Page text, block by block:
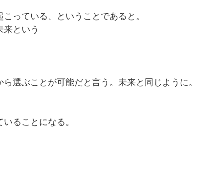
っている、ということであると。
という
選ぶことが可能だと言う。未来と同じように。
ることになる。